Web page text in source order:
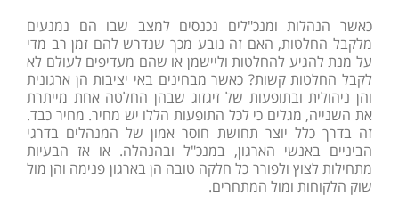
כאשר הנהלות ומנכ"לים נכנסים למצב שבו הם נמנעים
מלקבל החלטות, האם זה נובע מכך שנדרש להם זמן רב מדי
על מנת להגיע להחלטות וליישמן או שהם מעדיפים לעולם לא
לקבל החלטות קשות? כאשר מבחינים באי יציבות הן ארגונית
והן ניהולית ובתופעות של זיגזוג שבהן החלטה אחת מייתרת
את השנייה, מגלים כי לכל התופעות הללו יש מחיר. מחיר כבד.
זה בדרך כלל יוצר תחושת חוסר אמון של המנהלים בדרגי
הביניים באנשי הארגון, במנכ"ל ובהנהלה. או אז הבעיות
מתחילות לצוץ ולפורר כל חלקה טובה הן בארגון פנימה והן מול
שוק הלקוחות ומול המתחרים.